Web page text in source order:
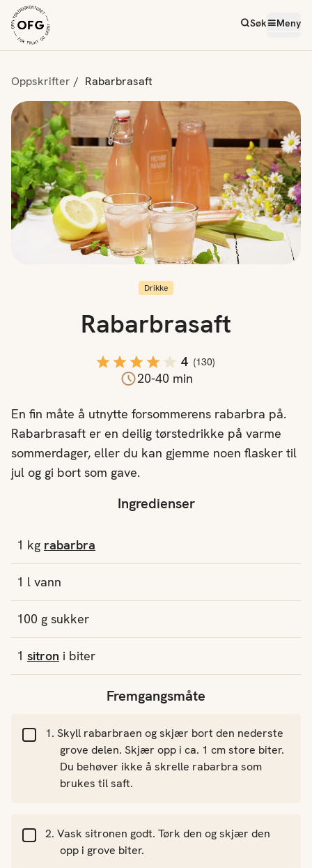
Søk Meny
Oppskrifter Rabarbrasaft
Ingredienser
1 kg rabarbra
1 l vann
100 g sukker
1 sitron i biter
Drikke
Rabarbrasaft
4 (130)
20-40 min
En fin måte å utnytte forsommerens rabarbra på.
Rabarbrasaft er en deilig tørstedrikke på varme
sommerdager, eller du kan gjemme noen flasker til
jul og gi bort som gave.
Fremgangsmåte
Skyll rabarbraen og skjær bort den nederste
grove delen. Skjær opp i ca. 1 cm store biter.
Du behøver ikke å skrelle rabarbra som
brukes til saft.
Vask sitronen godt. Tørk den og skjær den
opp i grove biter.